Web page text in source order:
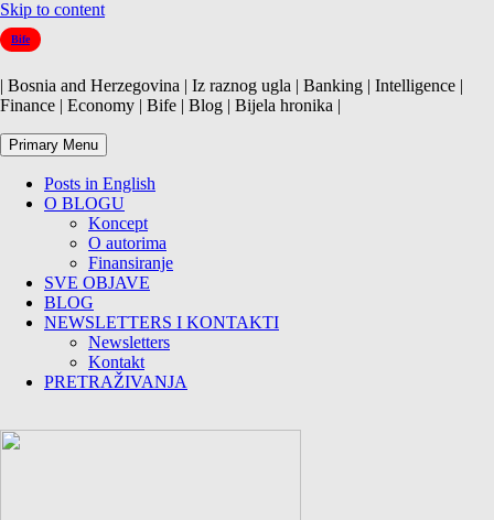
Skip to content
Bife
| Bosnia and Herzegovina | Iz raznog ugla | Banking | Intelligence |
Finance | Economy | Bife | Blog | Bijela hronika |
Primary Menu
Posts in English
O BLOGU
Koncept
O autorima
Finansiranje
SVE OBJAVE
BLOG
NEWSLETTERS I KONTAKTI
Newsletters
Kontakt
PRETRAŽIVANJA